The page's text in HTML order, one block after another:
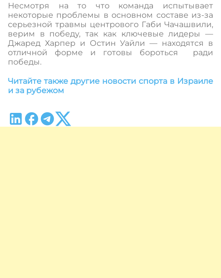
Несмотря на то что команда испытывает
некоторые проблемы в основном составе из-за
серьезной травмы центрового Габи Чачашвили,
верим в победу, так как ключевые лидеры —
Джаред Харпер и Остин Уайли — находятся в
отличной форме и готовы бороться ради
победы.
Читайте также другие новости спорта в Израиле
и за рубежом